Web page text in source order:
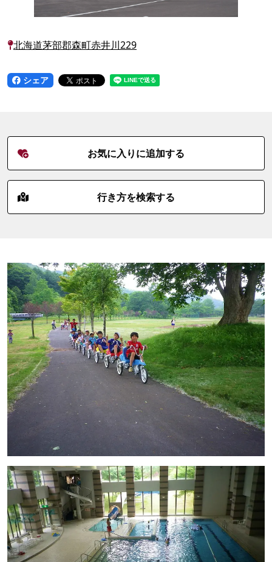
北海道茅部郡森町赤井川229
シェア
お気に入りに追加する
行き方を検索する